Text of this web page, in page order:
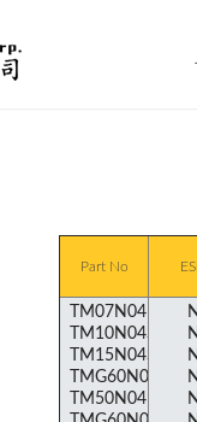
Part No